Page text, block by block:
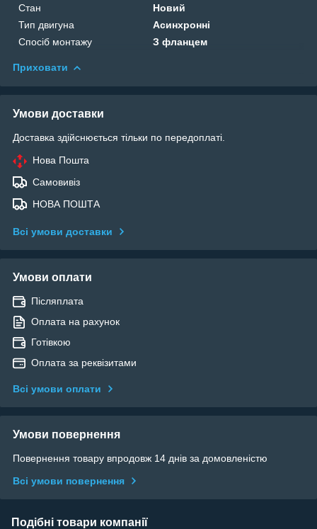
Стан
Новий
Тип двигуна
Асинхронні
Спосіб монтажу
З фланцем
Приховати
Умови доставки
Доставка здійснюється тільки по передоплаті.
Нова Пошта
Самовивіз
НОВА ПОШТА
Всі умови доставки
Умови оплати
Післяплата
Оплата на рахунок
Готівкою
Оплата за реквізитами
Всі умови оплати
Умови повернення
Повернення товару впродовж 14 днів за домовленістю
Всі умови повернення
Подібні товари компанії